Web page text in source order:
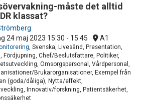
måste det alltid
klassat?
24 maj 2023 15:30 - 15:45 A1
, Svenska, Livesänd, Presentation,
Fördjupning, Chef/Beslutsfattare, Politiker,
Omsorgspersonal, Vårdpersonal,
Brukarorganisationer, Exempel från
(goda/dåliga), Nytta/effekt,
Innovativ/forskning, Patientsäkerhet,